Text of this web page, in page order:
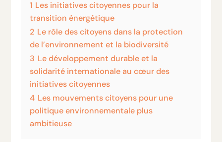
1 Les initiatives citoyennes pour la
transition énergétique
2 Le rôle des citoyens dans la protection
de l’environnement et la biodiversité
3 Le développement durable et la
solidarité internationale au cœur des
initiatives citoyennes
4 Les mouvements citoyens pour une
politique environnementale plus
ambitieuse